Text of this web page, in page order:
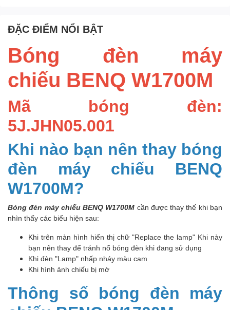
ĐẶC ĐIỂM NỔI BẬT
Bóng đèn máy
chiếu BENQ W1700M
Mã bóng đèn:
5J.JHN05.001
Khi nào bạn nên thay bóng
đèn máy chiếu BENQ
W1700M?
Bóng đèn máy chiếu BENQ W1700M cần được thay thế khi bạn
nhìn thấy các biểu hiện sau:
Khi trên màn hình hiển thị chữ "Replace the lamp" Khi này
bạn nên thay để tránh nổ bóng đèn khi đang sử dụng
Khi đèn "Lamp" nhấp nháy màu cam
Khi hình ảnh chiếu bị mờ
Thông số bóng đèn máy